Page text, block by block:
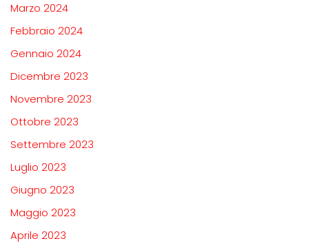
Marzo 2024
Febbraio 2024
Gennaio 2024
Dicembre 2023
Novembre 2023
Ottobre 2023
Settembre 2023
Luglio 2023
Giugno 2023
Maggio 2023
Aprile 2023